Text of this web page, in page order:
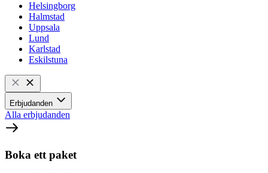
Helsingborg
Halmstad
Uppsala
Lund
Karlstad
Eskilstuna
Erbjudanden
Alla erbjudanden
Boka ett paket